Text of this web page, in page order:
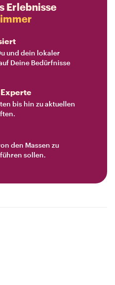
Erlebnisse
und dein lokaler
Deine Bedürfnisse
bis hin zu aktuellen
den Massen zu
sollen.